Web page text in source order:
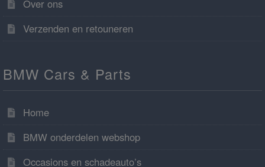
Over ons
Verzenden en retouneren
BMW Cars & Parts
Home
BMW onderdelen webshop
Occasions en schadeauto’s